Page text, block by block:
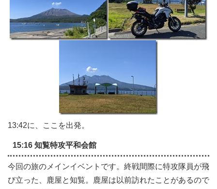
13:42に、ここを出発。
15:16 知覧特攻平和会館
今回の旅のメインイベントです。終戦間際に特攻隊員が飛
び立った、鹿屋と知覧。鹿屋は以前訪れたことがあるので